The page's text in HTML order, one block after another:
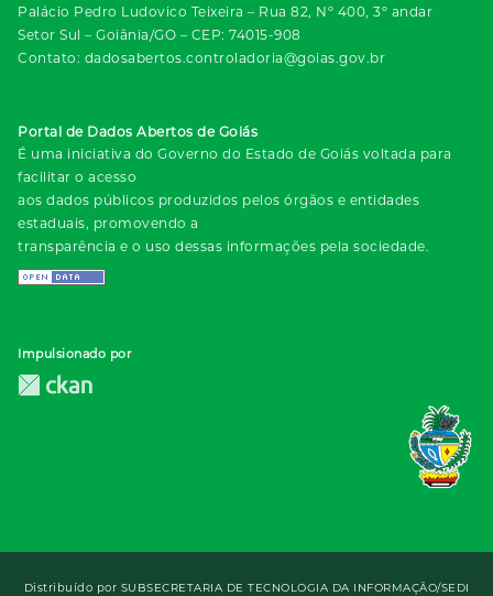
Palácio Pedro Ludovico Teixeira – Rua 82, Nº 400, 3º andar
Setor Sul – Goiânia/GO – CEP: 74015-908
Contato: dadosabertos.controladoria@goias.gov.br
Portal de Dados Abertos de Goiás
É uma iniciativa do Governo do Estado de Goiás voltada para
facilitar o acesso
aos dados públicos produzidos pelos órgãos e entidades
estaduais, promovendo a
transparência e o uso dessas informações pela sociedade.
Impulsionado por
Distribuído por SUBSECRETARIA DE TECNOLOGIA DA INFORMAÇÃO/SEDI